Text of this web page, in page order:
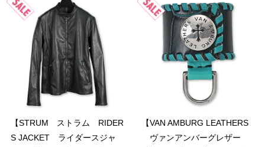
【STRUM ストラム RIDER
S JACKET ライダースジャ
【VAN AMBURG LEATHERS
ヴァンアンバーグレザー